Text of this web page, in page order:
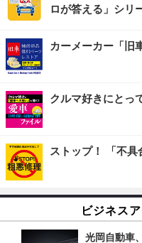
ロが答える」シリ
カーメーカー「旧
クルマ好きにとっ
ストップ！ 「不具
ビジネス
光岡自動車